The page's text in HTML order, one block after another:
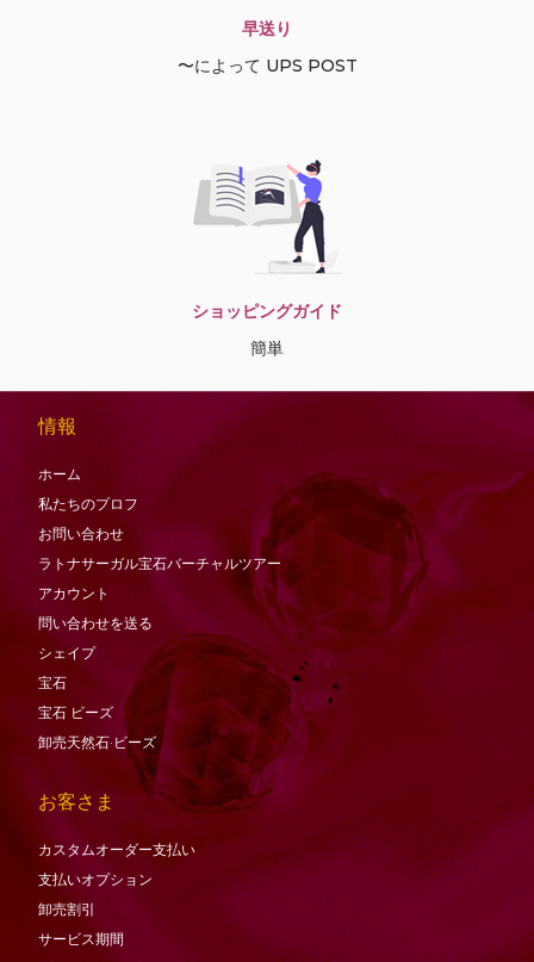
早送り
〜によって UPS POST
ショッピングガイド
簡単
情報
ホーム
私たちのプロフ
お問い合わせ
ラトナサーガル宝石バーチャ​​ルツアー
アカウント
問い合わせを送る
シェイプ
宝石
宝石 ビーズ
卸売天然石·ビーズ
お客さま
カスタムオーダー支払い
支払いオプション
卸売割引
サービス期間